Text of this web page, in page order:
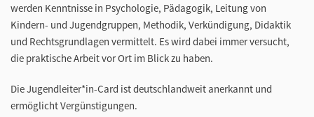
werden Kenntnisse in Psychologie, Pädagogik, Leitung von
Kindern- und Jugendgruppen, Methodik, Verkündigung, Didaktik
und Rechtsgrundlagen vermittelt. Es wird dabei immer versucht,
die praktische Arbeit vor Ort im Blick zu haben.
Die Jugendleiter*in-Card ist deutschlandweit anerkannt und
ermöglicht Vergünstigungen.